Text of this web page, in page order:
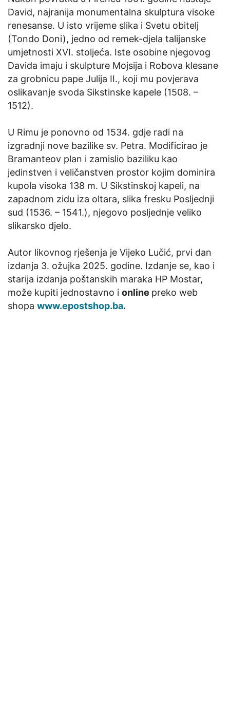
David, najranija monumentalna skulptura visoke
renesanse. U isto vrijeme slika i Svetu obitelj
(Tondo Doni), jedno od remek-djela talijanske
umjetnosti XVI. stoljeća. Iste osobine njegovog
Davida imaju i skulpture Mojsija i Robova klesane
za grobnicu pape Julija II., koji mu povjerava
oslikavanje svoda Sikstinske kapele (1508. –
1512).
U Rimu je ponovno od 1534. gdje radi na
izgradnji nove bazilike sv. Petra. Modificirao je
Bramanteov plan i zamislio baziliku kao
jedinstven i veličanstven prostor kojim dominira
kupola visoka 138 m. U Sikstinskoj kapeli, na
zapadnom zidu iza oltara, slika fresku Posljednji
sud (1536. – 1541.), njegovo posljednje veliko
slikarsko djelo.
Autor likovnog rješenja je Vijeko Lučić, prvi dan
izdanja 3. ožujka 2025. godine. Izdanje se, kao i
starija izdanja poštanskih maraka HP Mostar,
može kupiti jednostavno i online preko web
shopa www.epostshop.ba.